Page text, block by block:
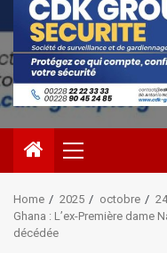
Primary
Menu
Home 2025 octobre
24
Ghana : L’ex-Première dame
décédée